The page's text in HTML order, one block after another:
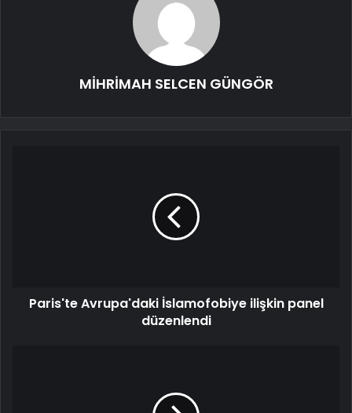
MİHRİMAH SELCEN GÜNGÖR
Paris'te Avrupa'daki İslamofobiye ilişkin panel
düzenlendi